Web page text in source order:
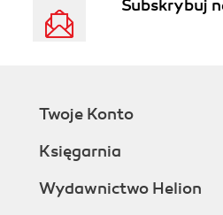
Subskrybuj
Twoje Konto
Księgarnia
Wydawnictwo Helion